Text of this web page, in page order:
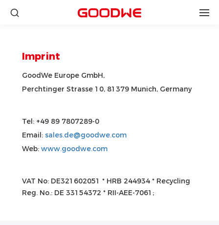
Imprint
GoodWe Europe GmbH,
Perchtinger Strasse 10, 81379 Munich, Germany
Tel: +49 89 7807289-0
Email: sales.de@goodwe.com
Web: www.goodwe.com
VAT No: DE321602051 * HRB 244934 * Recycling
Reg. No.: DE 33154372 * RII-AEE-7061;